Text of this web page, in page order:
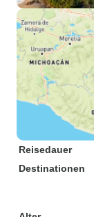
Reisedauer
Destinationen